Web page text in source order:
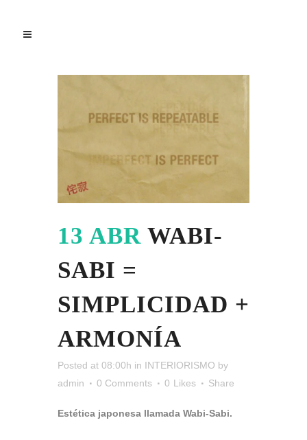
13 ABR WABI-
SABI =
SIMPLICIDAD +
ARMONÍA
Posted at 08:00h in INTERIORISMO by
admin
0 Comments 0 Likes Share
Estética japonesa llamada Wabi-Sabi.